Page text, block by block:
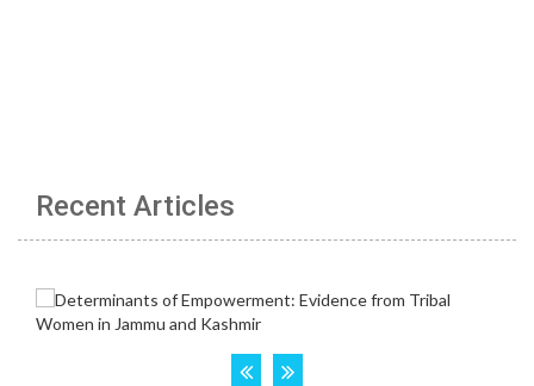
Recent Articles